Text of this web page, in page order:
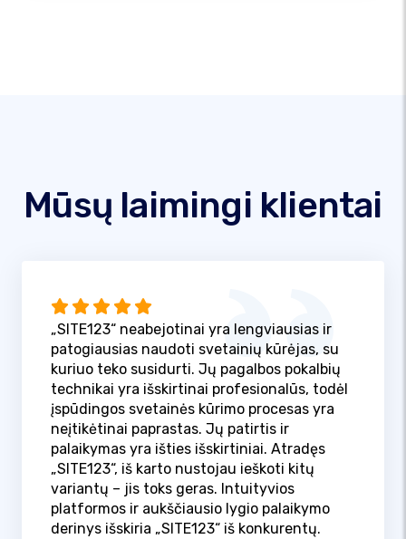
Mūsų laimingi klientai
„SITE123“ neabejotinai yra lengviausias ir
patogiausias naudoti svetainių kūrėjas, su
kuriuo teko susidurti. Jų pagalbos pokalbių
technikai yra išskirtinai profesionalūs, todėl
įspūdingos svetainės kūrimo procesas yra
neįtikėtinai paprastas. Jų patirtis ir
palaikymas yra išties išskirtiniai. Atradęs
„SITE123“, iš karto nustojau ieškoti kitų
variantų – jis toks geras. Intuityvios
platformos ir aukščiausio lygio palaikymo
derinys išskiria „SITE123“ iš konkurentų.